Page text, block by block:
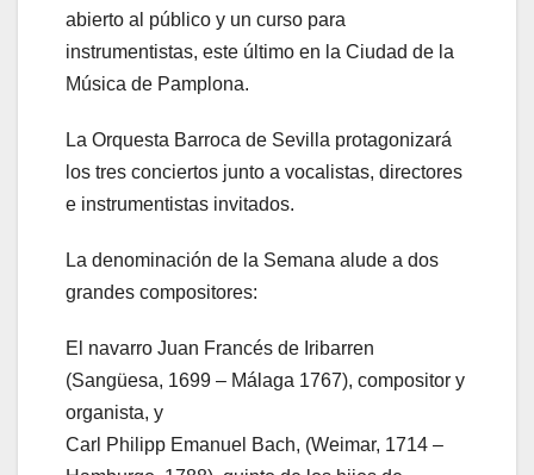
abierto al público y un curso para
instrumentistas, este último en la Ciudad de la
Música de Pamplona.
La Orquesta Barroca de Sevilla protagonizará
los tres conciertos junto a vocalistas, directores
e instrumentistas invitados.
La denominación de la Semana alude a dos
grandes compositores:
El navarro Juan Francés de Iribarren
(Sangüesa, 1699 – Málaga 1767), compositor y
organista, y
Carl Philipp Emanuel Bach, (Weimar, 1714 –